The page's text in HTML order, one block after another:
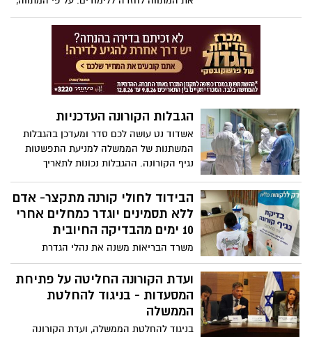
במסגרות עד גיל 6 לא יהיו הגבלות על מספר
הילדים, וכיתות א'-י"ב ילמדו בקבוצות של עד
18 תלמידים. במשרד טוענים כי הצטברו
עדויות שלפיהן ילדים מדביקים פחות
הגבלות הקורונה העדכניות
אשדוד נט עושה לכם סדר ומעדכן בהגבלות
המשתנות של הממשלה למניעת התפשטות
נגיף הקורונה. ההגבלות נכונות לתאריך
הבידוד לחולי קורנה מתקצר- אדם
ללא תסמינים יוגדר כמחלים אחרי
10 ימים מהבדיקה החיובית
משרד הבריאות משנה את נהלי הגדרת
המחלימים - אדם ללא תסמינים יוגדר
כמחלים אחרי 10 ימים מהבדיקה החיובית,
ללא צורך בבדיקה נוספת. קיצור תקופת
הבידוד של החולה והגדרתו כמחלים יתבצעו
ועדת הקורונה החליטה על פתיחת
המסעדות - בניגוד להחלטת
הממשלה
בניגוד להחלטת הממשלה, ועדת הקורונה